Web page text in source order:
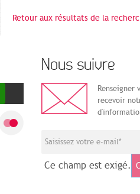
Retour aux résultats de la
Nous suivre
Renseigner
recevoir
Ce champ est exigé.